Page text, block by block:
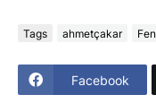
Tags ahmetçakar
Facebook